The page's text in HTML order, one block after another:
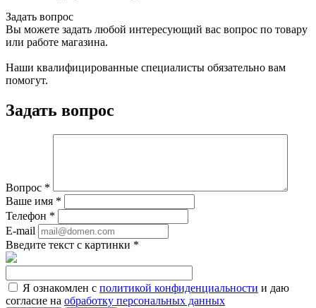
Задать вопрос
Вы можете задать любой интересующий вас вопрос по товару
или работе магазина.
Наши квалифицированные специалисты обязательно вам
помогут.
Задать вопрос
Вопрос *
Ваше имя *
Телефон *
E-mail
Введите текст с картинки *
Я ознакомлен с политикой конфиденциальности и даю
согласие на обработку персональных данных